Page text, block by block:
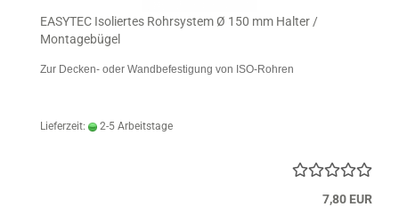
EASYTEC Isoliertes Rohrsystem Ø 150 mm Halter /
Montagebügel
Zur Decken- oder Wandbefestigung von ISO-Rohren
Lieferzeit: 2-5 Arbeitstage
7,80 EUR